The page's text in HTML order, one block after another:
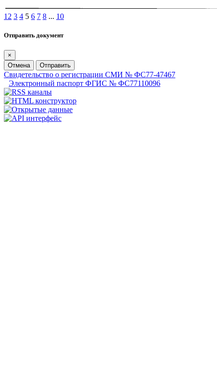
1 2 3 4 5 6 7 8 ... 10
Отправить документ
×
Отмена
Отправить
Свидетельство о регистрации СМИ № ФС77-47467
Электронный паспорт ФГИС № ФС77110096